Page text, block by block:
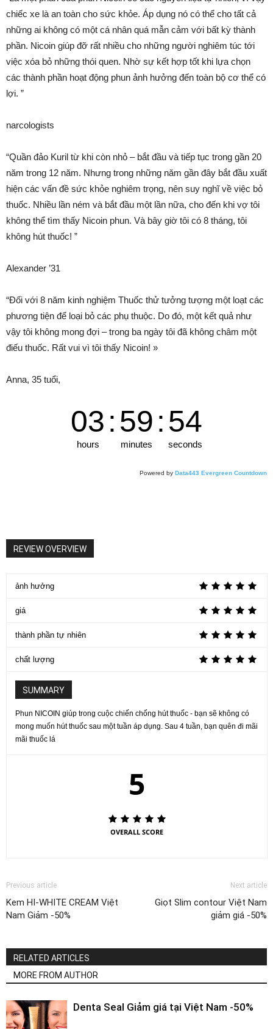
chiếc xe là an toàn cho sức khỏe. Áp dụng nó có thể cho tất cả
những ai không có một cá nhân quá mẫn cảm với bất kỳ thành
phần. Nicoin giúp đỡ rất nhiều cho những người nghiêm túc tới
việc xóa bỏ những thói quen. Nhờ sự kết hợp tốt khi lựa chọn
các thành phần hoạt động phun ảnh hưởng đến toàn bộ cơ thể có
lợi. ”
narcologists
“Quần đảo Kuril từ khi còn nhỏ – bắt đầu và tiếp tục trong gần 20
năm trong 12 năm. Nhưng trong những năm gần đây bắt đầu xuất
hiện các vấn đề sức khỏe nghiêm trọng, nên suy nghĩ về việc bỏ
thuốc. Nhiều lần ném và bắt đầu một lần nữa, cho đến khi vợ tôi
không thể tìm thấy Nicoin phun. Và bây giờ tôi có 8 tháng, tôi
không hút thuốc! ”
Alexander ’31
“Đối với 8 năm kinh nghiệm Thuốc thử tưởng tượng một loạt các
phương tiện để loại bỏ các phụ thuộc. Do đó, một kết quả như
vậy tôi không mong đợi – trong ba ngày tôi đã không châm một
điếu thuốc. Rất vui vì tôi thấy Nicoin! »
Anna, 35 tuổi,
03
hours
:59
minutes
:54
seconds
Powered by Data443 Evergreen Countdown
REVIEW OVERVIEW
ảnh hưởng
giá
thành phần tự nhiên
chất lượng
SUMMARY
Phun NICOIN giúp trong cuộc chiến chống hút thuốc - bạn sẽ không có
mong muốn hút thuốc sau một tuần áp dụng. Sau 4 tuần, bạn quên đi mãi
mãi thuốc lá
5
OVERALL SCORE
Previous article
Kem HI-WHITE CREAM Việt
Nam Giảm -50%
Next article
Giọt Slim contour Việt Nam
giảm giá -50%
RELATED ARTICLES
MORE FROM AUTHOR
Denta Seal Giảm giá tại Việt Nam -50%